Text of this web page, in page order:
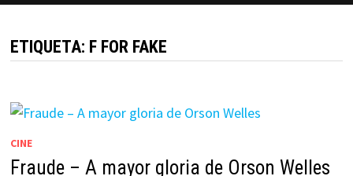
ETIQUETA: F FOR FAKE
CINE
Fraude – A mayor gloria de Orson Welles